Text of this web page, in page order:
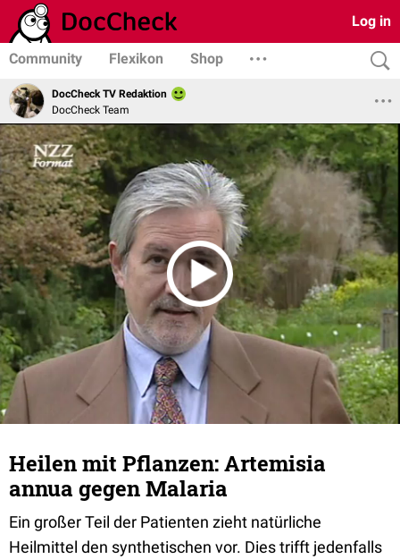
Log in
Community Flexikon Shop
DocCheck TV Redaktion
DocCheck Team
Heilen mit Pflanzen: Artemisia
annua gegen Malaria
Ein großer Teil der Patienten zieht natürliche
Heilmittel den synthetischen vor. Dies trifft jedenfalls